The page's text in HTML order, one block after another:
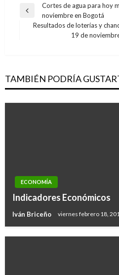
Navegación
Entrada
anterior
Cortes de agua para hoy
noviembre en Bogotá
Resultados de loterías y
19 de
TAMBIÉN PODRÍA
ECONOMÍA
Indicadores Económicos
Iván Briceño viernes febrero 18,